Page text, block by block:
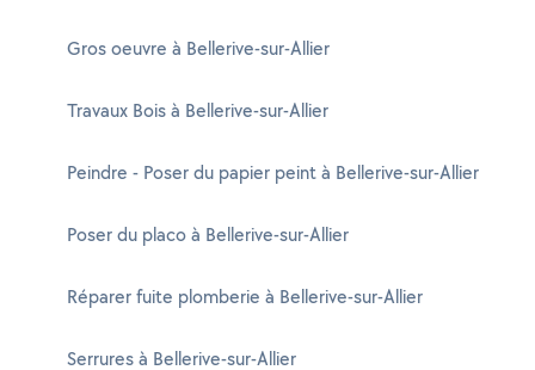
Gros oeuvre à Bellerive-sur-Allier
Travaux Bois à Bellerive-sur-Allier
Peindre - Poser du papier peint à Bellerive-sur-Allier
Poser du placo à Bellerive-sur-Allier
Réparer fuite plomberie à Bellerive-sur-Allier
Serrures à Bellerive-sur-Allier